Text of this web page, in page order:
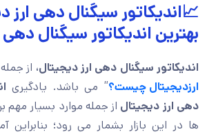
📈اندیکاتور سیگنال دهی ارز‌
بهترین اندیکاتور سیگنال
اندیکاتور سیگنال دهی ارز‌ دیجیتال، از
ارزدیجیتال چیست؟” می باشد. یادگیری
دهی ارز دیجیتال از جمله موارد بسیار مهم
ها در این بازار بشمار می رود؛ بنابراین